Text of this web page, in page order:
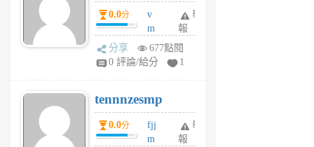
月
前
0.0分
v
m
sg
sr
6
個
月
前
舉
報
分享
677點閱
0 評論/給分
1
tennnzesmp
0.0分
fjj
m
舉
報